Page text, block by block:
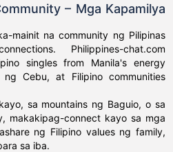
– Mga Kapamilya
mainit na community ng Pilipinas
Philippines-chat.com
singles from Manila's energy
Cebu, at Filipino communities
sa mountains ng Baguio, o sa
makakipag-connect kayo sa mga
ng Filipino values ng family,
sa iba.